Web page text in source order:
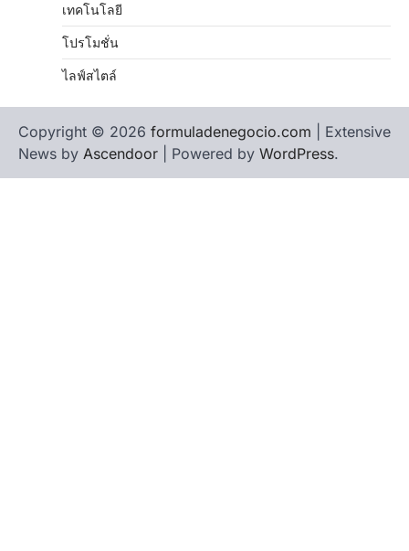
เทคโนโลยี
โปรโมชั่น
ไลฟ์สไตล์
Copyright © 2026 formuladenegocio.com | Extensive
News by Ascendoor | Powered by WordPress.